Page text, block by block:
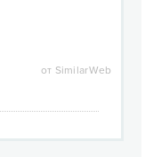
от SimilarWeb